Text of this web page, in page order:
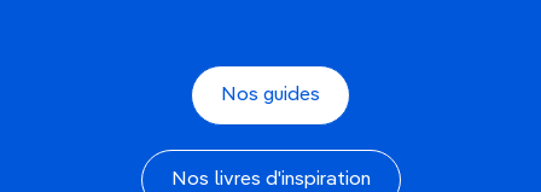
Nos guides
Nos livres d'inspiration